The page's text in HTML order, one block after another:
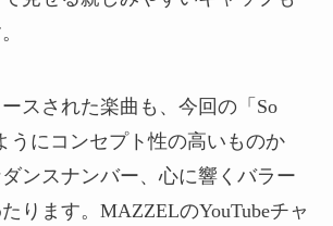
スされた楽曲も、今回の「So
うにコンセプト性の高いものか
ンスナンバー、心に響くバラー
ります。MAZZELのYouTubeチャ